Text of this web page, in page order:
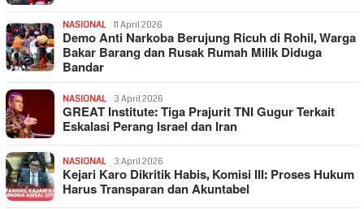
NASIONAL 11 April 2026
Demo Anti Narkoba Berujung Ricuh di Rohil, Warga
Bakar Barang dan Rusak Rumah Milik Diduga
Bandar
NASIONAL 3 April 2026
GREAT Institute: Tiga Prajurit TNI Gugur Terkait
Eskalasi Perang Israel dan Iran
NASIONAL 3 April 2026
Kejari Karo Dikritik Habis, Komisi III: Proses Hukum
Harus Transparan dan Akuntabel